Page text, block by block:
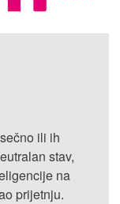
ili ih
stav,
na
prijetnju.